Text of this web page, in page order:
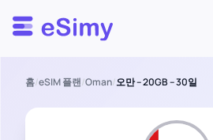
Esimy
홈/eSIM 플랜/Oman/오만 – 20GB – 30일